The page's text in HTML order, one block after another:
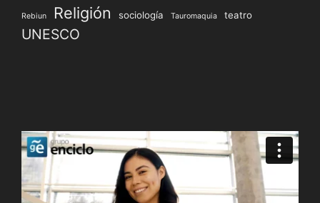
Rebiun Religión sociología Tauromaquia teatro
UNESCO